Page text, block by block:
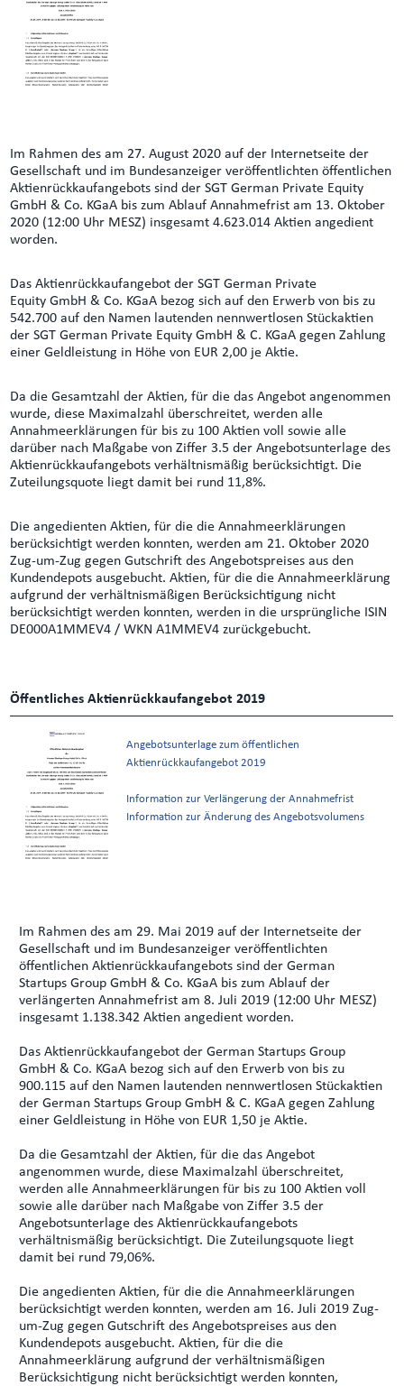
Im Rahmen des am 27. August 2020 auf der Internetseite der
Gesellschaft und im Bundesanzeiger veröffentlichten öffentlichen
Aktienrückkaufangebots sind der SGT German Private Equity
GmbH & Co. KGaA bis zum Ablauf Annahmefrist am 13. Oktober
2020 (12:00 Uhr MESZ) insgesamt 4.623.014 Aktien angedient
worden.
Das Aktienrückkaufangebot der SGT German Private
Equity GmbH & Co. KGaA bezog sich auf den Erwerb von bis zu
542.700 auf den Namen lautenden nennwertlosen Stückaktien
der SGT German Private Equity GmbH & C. KGaA gegen Zahlung
einer Geldleistung in Höhe von EUR 2,00 je Aktie.
Da die Gesamtzahl der Aktien, für die das Angebot angenommen
wurde, diese Maximalzahl überschreitet, werden alle
Annahmeerklärungen für bis zu 100 Aktien voll sowie alle
darüber nach Maßgabe von Ziffer 3.5 der Angebotsunterlage des
Aktienrückkaufangebots verhältnismäßig berücksichtigt. Die
Zuteilungsquote liegt damit bei rund 11,8%.
Die angedienten Aktien, für die die Annahmeerklärungen
berücksichtigt werden konnten, werden am 21. Oktober 2020
Zug-um-Zug gegen Gutschrift des Angebotspreises aus den
Kundendepots ausgebucht. Aktien, für die die Annahmeerklärung
aufgrund der verhältnismäßigen Berücksichtigung nicht
berücksichtigt werden konnten, werden in die ursprüngliche ISIN
DE000A1MMEV4 / WKN A1MMEV4 zurückgebucht.
Öffentliches Aktienrückkaufangebot 2019
Angebotsunterlage zum öffentlichen
Aktienrückkaufangebot 2019
Information zur Verlängerung der Annahmefrist
Information zur Änderung des Angebotsvolumens
Im Rahmen des am 29. Mai 2019 auf der Internetseite der
Gesellschaft und im Bundesanzeiger veröffentlichten
öffentlichen Aktienrückkaufangebots sind der German
Startups Group GmbH & Co. KGaA bis zum Ablauf der
verlängerten Annahmefrist am 8. Juli 2019 (12:00 Uhr MESZ)
insgesamt 1.138.342 Aktien angedient worden.
Das Aktienrückkaufangebot der German Startups Group
GmbH & Co. KGaA bezog sich auf den Erwerb von bis zu
900.115 auf den Namen lautenden nennwertlosen Stückaktien
der German Startups Group GmbH & C. KGaA gegen Zahlung
einer Geldleistung in Höhe von EUR 1,50 je Aktie.
Da die Gesamtzahl der Aktien, für die das Angebot
angenommen wurde, diese Maximalzahl überschreitet,
werden alle Annahmeerklärungen für bis zu 100 Aktien voll
sowie alle darüber nach Maßgabe von Ziffer 3.5 der
Angebotsunterlage des Aktienrückkaufangebots
verhältnismäßig berücksichtigt. Die Zuteilungsquote liegt
damit bei rund 79,06%.
Die angedienten Aktien, für die die Annahmeerklärungen
berücksichtigt werden konnten, werden am 16. Juli 2019 Zug-
um-Zug gegen Gutschrift des Angebotspreises aus den
Kundendepots ausgebucht. Aktien, für die die
Annahmeerklärung aufgrund der verhältnismäßigen
Berücksichtigung nicht berücksichtigt werden konnten,